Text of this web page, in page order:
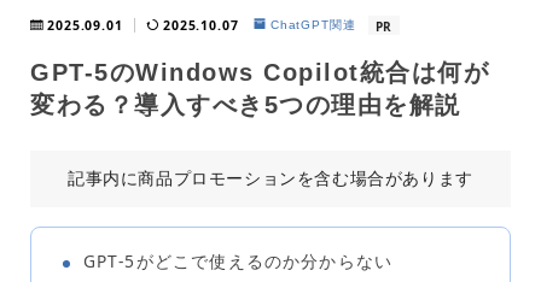
2025.09.01 2025.10.07 ChatGPT関連 PR
GPT-5のWindows Copilot統合は何が
変わる？導入すべき5つの理由を解説
記事内に商品プロモーションを含む場合があります
GPT‑5がどこで使えるのか分からない